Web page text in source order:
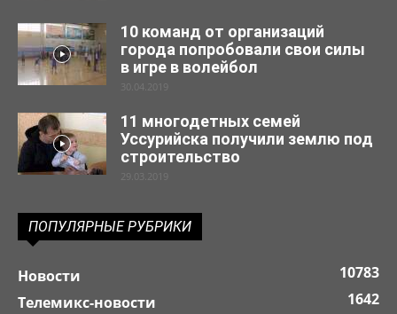
10 команд от организаций
города попробовали свои силы
в игре в волейбол
30.04.2019
11 многодетных семей
Уссурийска получили землю под
строительство
29.03.2019
ПОПУЛЯРНЫЕ РУБРИКИ
Новости
10783
Телемикс-новости
1642